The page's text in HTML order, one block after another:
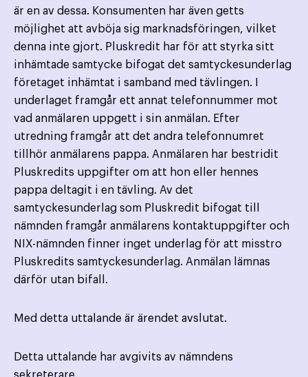
är en av dessa. Konsumenten har även getts
möjlighet att avböja sig marknadsföringen, vilket
denna inte gjort. Pluskredit har för att styrka sitt
inhämtade samtycke bifogat det samtyckesunderlag
företaget inhämtat i samband med tävlingen. I
underlaget framgår ett annat telefonnummer mot
vad anmälaren uppgett i sin anmälan. Efter
utredning framgår att det andra telefonnumret
tillhör anmälarens pappa. Anmälaren har bestridit
Pluskredits uppgifter om att hon eller hennes
pappa deltagit i en tävling. Av det
samtyckesunderlag som Pluskredit bifogat till
nämnden framgår anmälarens kontaktuppgifter och
NIX-nämnden finner inget underlag för att misstro
Pluskredits samtyckesunderlag. Anmälan lämnas
därför utan bifall.
Med detta uttalande är ärendet avslutat.
Detta uttalande har avgivits av nämndens